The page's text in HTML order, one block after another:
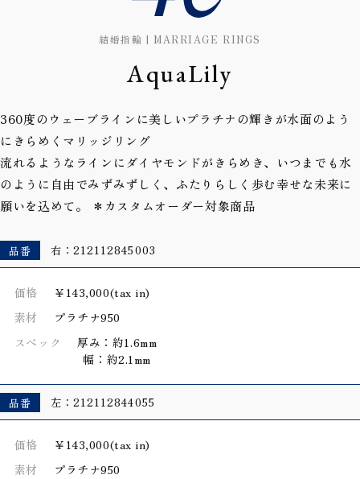
結婚指輪 | MARRIAGE RINGS
AquaLily
360度のウェーブラインに美しいプラチナの輝きが水面のよう
にきらめくマリッジリング
流れるようなラインにダイヤモンドがきらめき、いつまでも水
のように自由でみずみずしく、ふたりらしく歩む幸せな未来に
願いを込めて。 ＊カスタムオーダー対象商品
品番 右：212112845003
価格
￥143,000(tax in)
素材
プラチナ950
スペック
厚み：約1.6mm
幅：約2.1mm
品番 左：212112844055
価格
￥143,000(tax in)
素材
プラチナ950